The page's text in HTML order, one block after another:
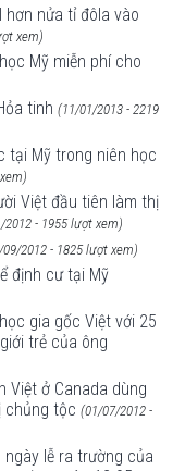
nửa tỉ đôla vào
xem)
Mỹ miễn phí cho
tinh (11/01/2013 - 2219
tại Mỹ trong niên học
Việt đầu tiên làm thị
2012 - 1955 lượt xem)
2012 - 1825 lượt xem)
định cư tại Mỹ
gia gốc Việt với 25
trẻ của ông
Việt ở Canada dùng
chủng tộc (01/07/2012 -
ngày lễ ra trường của